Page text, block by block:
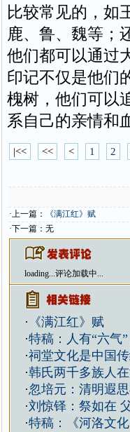
比较常见的，如
鹿、鲁、魏等；
他们都可以通过
印记不仅是他们
槐树，他们可以
系自己的亲情和
|<< << < 1 2
·上一篇：
《满江红》赋
·下一篇：无
loading...评论加载中...
· 《满江红》赋
·特稿：人有“六气
·祠堂文化是中国
·韩氏两千多族人
·忽培元：清明遐思
·刘惊铎：祭如在
·特稿：《河洛文